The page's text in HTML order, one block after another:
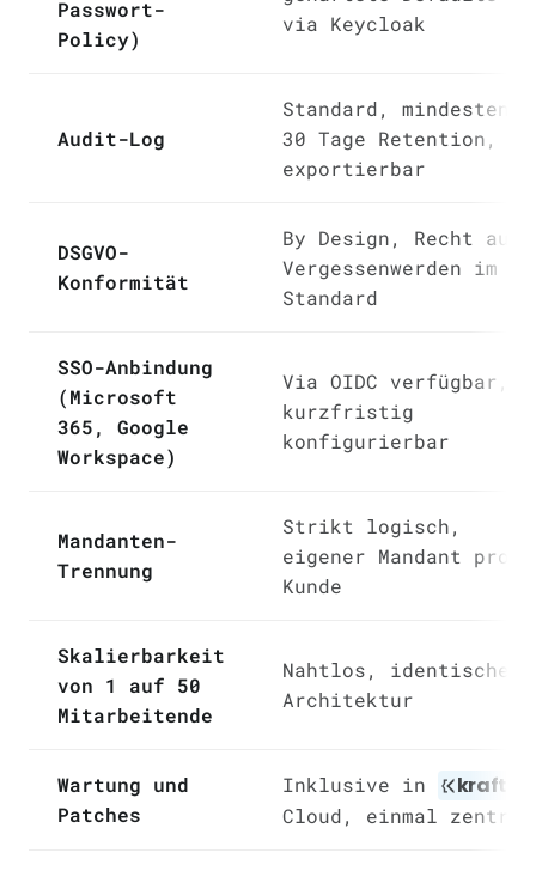
Passwort-
Policy)
via Keycloak
Audit-Log
Standard, mindestens
30 Tage Retention,
exportierbar
DSGVO-
Konformität
By Design, Recht auf
Vergessenwerden im
Standard
SSO-Anbindung
(Microsoft
365, Google
Workspace)
Via OIDC verfügbar,
kurzfristig
konfigurierbar
Mandanten-
Trennung
Strikt logisch,
eigener Mandant pro
Kunde
Skalierbarkeit
von 1 auf 50
Mitarbeitende
Nahtlos, identische
Architektur
Wartung und
Patches
Inklusive in kraft
Cloud, einmal zentral